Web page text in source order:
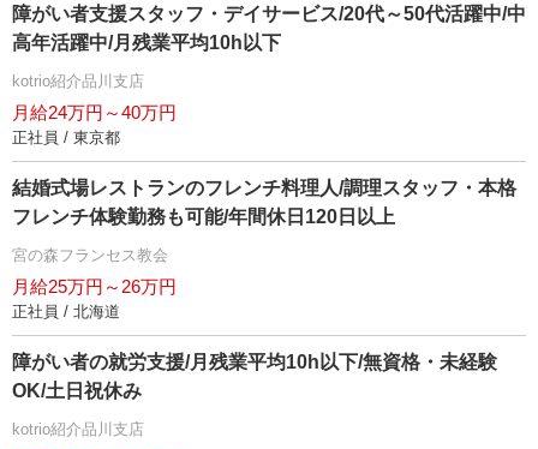
障がい者支援スタッフ・デイサービス/20代～50代活躍中/中
高年活躍中/月残業平均10h以下
kotrio紹介品川支店
月給24万円～40万円
正社員 / 東京都
結婚式場レストランのフレンチ料理人/調理スタッフ・本格
フレンチ体験勤務も可能/年間休日120日以上
宮の森フランセス教会
月給25万円～26万円
正社員 / 北海道
障がい者の就労支援/月残業平均10h以下/無資格・未経験
OK/土日祝休み
kotrio紹介品川支店